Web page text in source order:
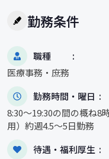
勤務条件
職種
医療事務・庶務
勤務時間・曜日
8:30～19:30の間の概ね8
用）約週4.5～5日勤務
待遇・福利厚生